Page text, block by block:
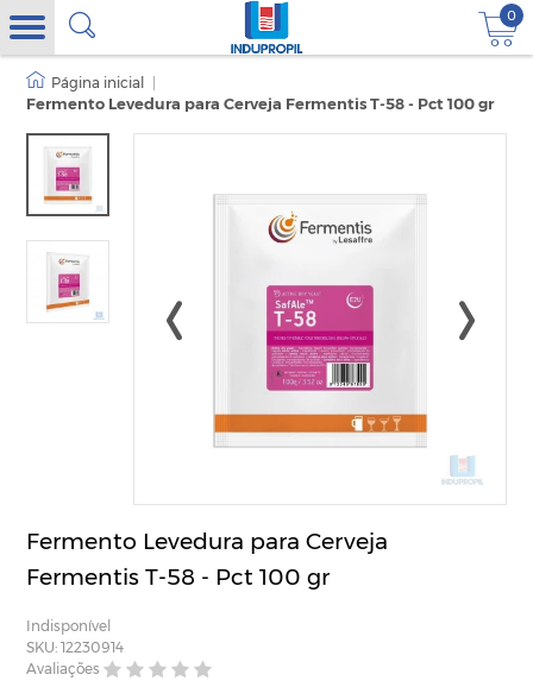
0
Fermento Levedura para Cerveja Fermentis T-58 - Pct 100 gr
Fermento Levedura para Cerveja
Fermentis T-58 - Pct 100 gr
Indisponível
SKU: 12230914
Avaliações